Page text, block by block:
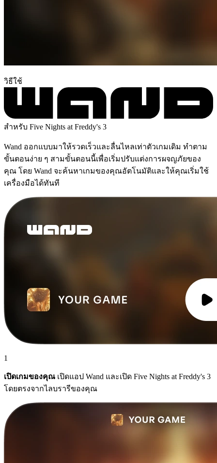
วิธีใช้
สำหรับ Five Nights at Freddy's 3
Wand ออกแบบมาให้รวดเร็วและลื่นไหลเท่าตัวเกมเดิม ทำตาม
ขั้นตอนง่าย ๆ สามขั้นตอนนี้เพื่อเริ่มปรับแต่งการผจญภัยของ
คุณ โดย Wand จะค้นหาเกมของคุณอัตโนมัติและให้คุณเริ่มใช้
เครื่องมือได้ทันที
1
เปิดเกมของคุณ เปิดแอป Wand และเปิด Five Nights at Freddy's 3
โดยตรงจากไลบรารีของคุณ